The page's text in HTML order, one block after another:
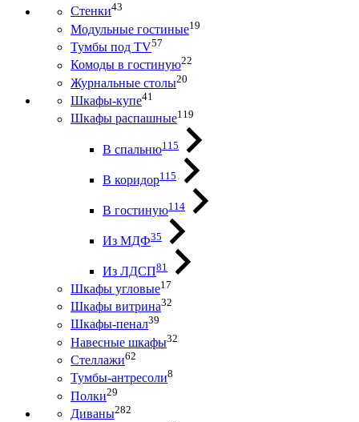
Стенки43
Модульные гостиные19
Тумбы под ТV57
Комоды в гостиную22
Журнальные столы20
Шкафы-купе41
Шкафы распашные119
В спальню115
В коридор115
В гостиную114
Из МДФ35
Из ЛДСП81
Шкафы угловые17
Шкафы витрина32
Шкафы-пенал39
Навесные шкафы32
Стеллажи62
Тумбы-антресоли8
Полки29
Диваны282